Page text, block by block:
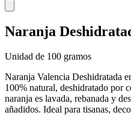
Naranja
Unidad de 100 gramos
Naranja Valencia Deshidratada
100% natural, deshidratado por
naranja es lavada, rebanada y
añadidos. Ideal para tisanas,